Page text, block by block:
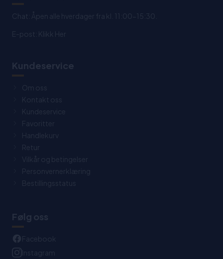
Chat: Åpen alle hverdager fra kl. 11:00-15:30.
E-post: Klikk Her
Kundeservice
Om oss
Kontakt oss
Kundeservice
Favoritter
Handlekurv
Retur
Vilkår og betingelser
Personvernerklæring
Bestillingsstatus
Følg oss
Facebook
Instagram